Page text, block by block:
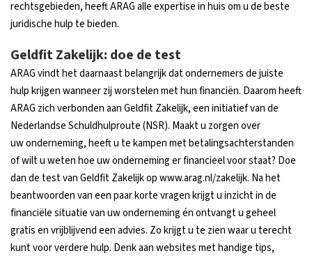
rechtsgebieden, heeft ARAG alle expertise in huis om u de beste
juridische hulp te bieden.
Geldfit Zakelijk: doe de test
ARAG vindt het daarnaast belangrijk dat ondernemers de juiste
hulp krijgen wanneer zij worstelen met hun financiën. Daarom heeft
ARAG zich verbonden aan Geldfit Zakelijk, een initiatief van de
Nederlandse Schuldhulproute (NSR). Maakt u zorgen over
uw onderneming, heeft u te kampen met betalingsachterstanden
of wilt u weten hoe uw onderneming er financieel voor staat? Doe
dan de test van Geldfit Zakelijk op www.arag.nl/zakelijk. Na het
beantwoorden van een paar korte vragen krijgt u inzicht in de
financiële situatie van uw onderneming én ontvangt u geheel
gratis en vrijblijvend een advies. Zo krijgt u te zien waar u terecht
kunt voor verdere hulp. Denk aan websites met handige tips,